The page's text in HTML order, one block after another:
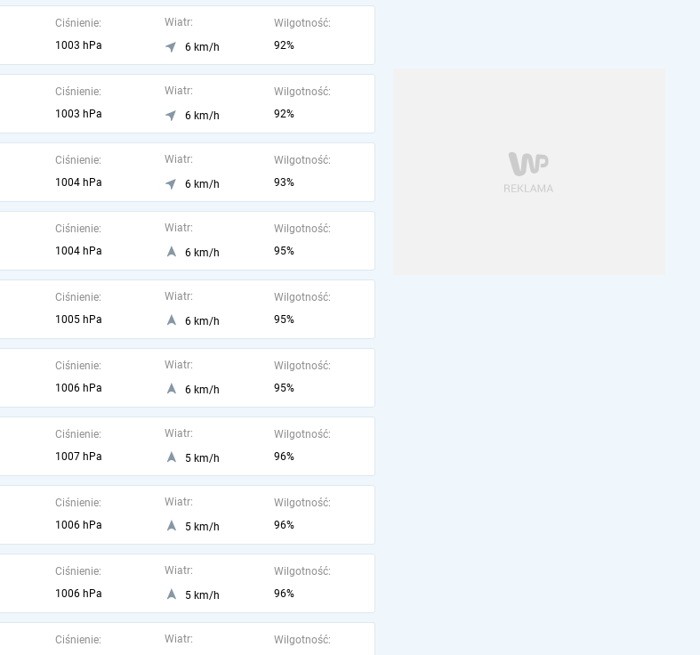
Ciśnienie:
1003 hPa
Wiatr:
6 km/h
Wilgotność:
92%
Ciśnienie:
1003 hPa
Wiatr:
6 km/h
Wilgotność:
92%
Ciśnienie:
1004 hPa
Wiatr:
6 km/h
Wilgotność:
93%
Ciśnienie:
1004 hPa
Wiatr:
6 km/h
Wilgotność:
95%
Ciśnienie:
1005 hPa
Wiatr:
6 km/h
Wilgotność:
95%
Ciśnienie:
1006 hPa
Wiatr:
6 km/h
Wilgotność:
95%
Ciśnienie:
1007 hPa
Wiatr:
5 km/h
Wilgotność:
96%
Ciśnienie:
1006 hPa
Wiatr:
5 km/h
Wilgotność:
96%
Ciśnienie:
1006 hPa
Wiatr:
5 km/h
Wilgotność:
96%
Ciśnienie:
Wiatr:
Wilgotność: